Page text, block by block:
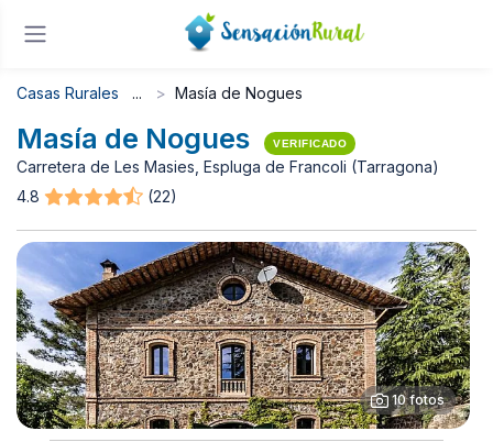
Casas Rurales Masía de Nogues
Masía de Nogues VERIFICADO
Carretera de Les Masies, Espluga de Francoli (Tarragona)
4.8
(22)
10 fotos